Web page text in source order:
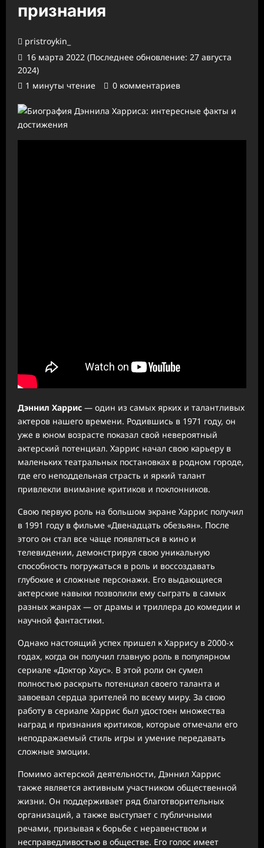
признания
pristroykin_
16 марта 2022 (Последнее обновление: 27 августа
2024)
1 минуты чтение
0 комментариев
Дэннил Харрис — один из самых ярких и талантливых
актеров нашего времени. Родившись в 1971 году, он
уже в юном возрасте показал свой невероятный
актерский потенциал. Харрис начал свою карьеру в
маленьких театральных постановках в родном городе,
где его неподдельная страсть и яркий талант
привлекли внимание критиков и поклонников.
Свою первую роль на большом экране Харрис получил
в 1991 году в фильме «Двенадцать обезьян». После
этого он стал все чаще появляться в кино и
телевидении, демонстрируя свою уникальную
способность погружаться в роль и воссоздавать
глубокие и сложные персонажи. Его выдающиеся
актерские навыки позволили ему сыграть в самых
разных жанрах — от драмы и триллера до комедии и
научной фантастики.
Однако настоящий успех пришел к Харрису в 2000-х
годах, когда он получил главную роль в популярном
сериале «Доктор Хаус». В этой роли он сумел
полностью раскрыть потенциал своего таланта и
завоевал сердца зрителей по всему миру. За свою
работу в сериале Харрис был удостоен множества
наград и признания критиков, которые отмечали его
неподражаемый стиль игры и умение передавать
сложные эмоции.
Помимо актерской деятельности, Дэннил Харрис
также является активным участником общественной
жизни. Он поддерживает ряд благотворительных
организаций, а также выступает с публичными
речами, призывая к борьбе с неравенством и
несправедливостью в обществе. Его голос имеет